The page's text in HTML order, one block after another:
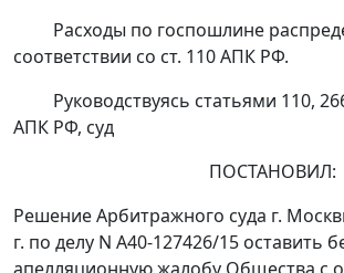
Расходы по госпошлине
соответствии со ст. 110АПК РФ.
Руководствуясь статьями 110,
АПК РФ, суд
ПОСТАНОВИЛ:
РешениеАрбитражного суда г.
г. по делу N А40-127426/15 оставить